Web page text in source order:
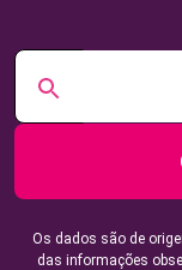
Os dados são de
das informações